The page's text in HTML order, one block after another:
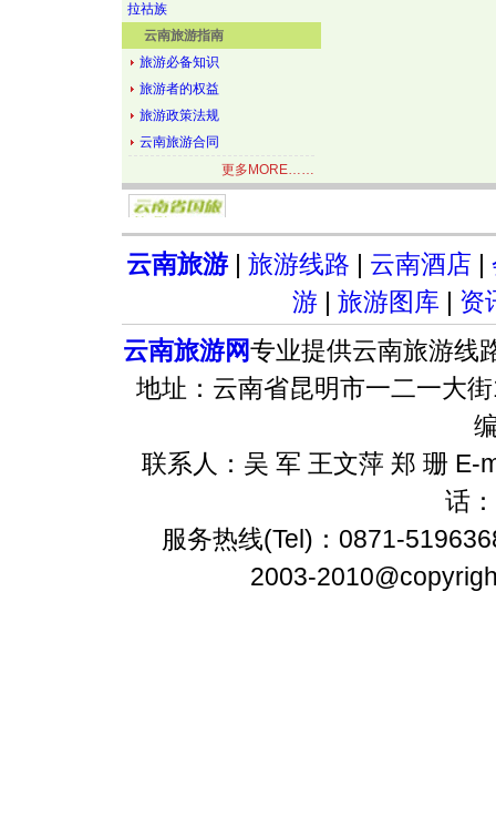
拉祜族
云南旅游指南
旅游必备知识
旅游者的权益
旅游政策法规
云南旅游合同
更多MORE……
云南旅游| 旅游线路 | 云南酒店 |
游 | 旅游图库 | 资
云南旅游网专业提供云南旅游线
地址：云南省昆明市一二一大
联系人：吴 军 王文萍 郑 珊 E-
话
服务热线(Tel)：0871-
2003-